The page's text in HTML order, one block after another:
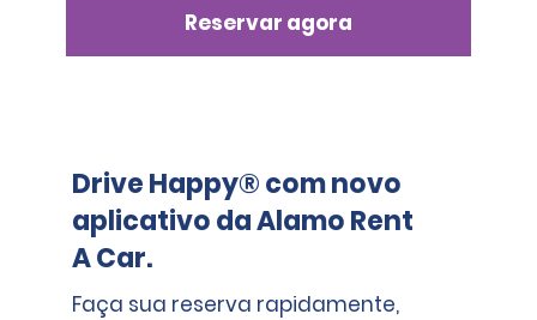
empresa de aluguer poderá também reter um sinal
depositado contra estas eventuais
Reservar agora
Drive Happy® com novo
aplicativo da Alamo Rent
A Car.
Faça sua reserva rapidamente,